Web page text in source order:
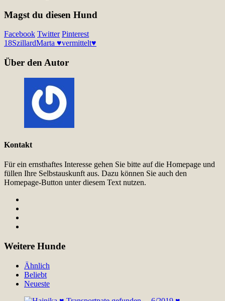
Magst du diesen Hund
Facebook Twitter Pinterest
18SzillardMarta ♥vermittelt♥
Über den Autor
Kontakt
Für ein ernsthaftes Interesse gehen Sie bitte auf die Homepage und
füllen Ihre Selbstauskunft aus. Dazu können Sie auch den
Homepage-Button unter diesem Text nutzen.
Weitere Hunde
Ähnlich
Beliebt
Neueste